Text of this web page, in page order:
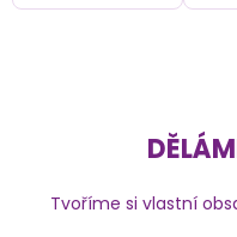
Tvoříme si vlastní